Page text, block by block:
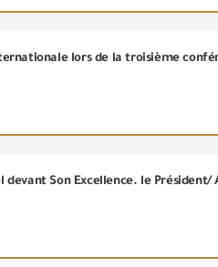
lors de la troisième